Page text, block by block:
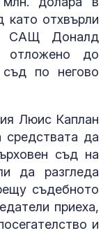
като отхвърли
САЩ Доналд
отложено до
съд по негово
Люис Каплан
средствата да
съд на
да разгледа
съдебното
приеха,
и